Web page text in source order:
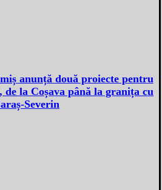
anunță două proiecte pentru
de la Coșava până la granița cu
Severin